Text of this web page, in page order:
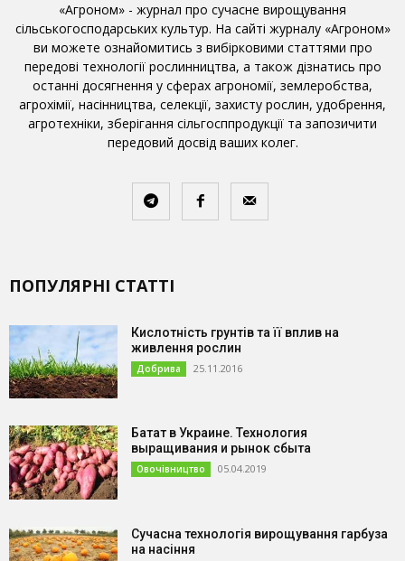
«Агроном» - журнал про сучасне вирощування
сільськогосподарських культур. На сайті журналу «Агроном»
ви можете ознайомитись з вибірковими статтями про
передові технології рослинництва, а також дізнатись про
останні досягнення у сферах агрономії, землеробства,
агрохімії, насінництва, селекції, захисту рослин, удобрення,
агротехніки, зберігання сільгосппродукції та запозичити
передовий досвід ваших колег.
ПОПУЛЯРНІ СТАТТІ
Кислотність грунтів та її вплив на
живлення рослин
Добрива 25.11.2016
Батат в Украине. Технология
выращивания и рынок сбыта
Овочівництво 05.04.2019
Сучасна технологія вирощування гарбуза
на насіння